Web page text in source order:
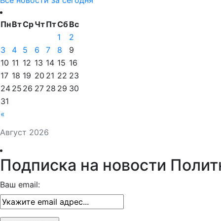
Август 2026
ПнВтСрЧтПтСбВс
«
1
2
3
4 5 6 7 8
9
10 11 12 13 14 15 16
17 18 19 20 21 22 23
24 25 26 27 28 29 30
31
Подписка на новости
Ваш email: